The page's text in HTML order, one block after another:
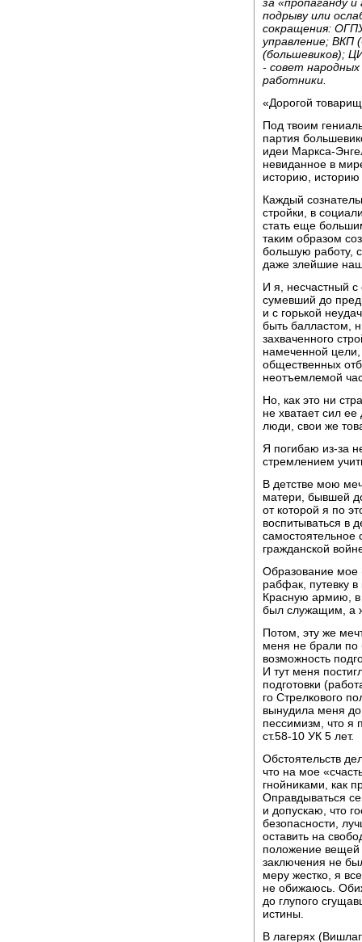
подрыву или
сокращения:
управление; ВКП
(большевиков);
- совет
работники.
«Дорогой
Под твоим
партия
идеи Маркса-
невиданное в
историю,
Каждый
стройки, в
стать еще
таким образом
большую работу,
даже злейшие
И я, несчастный
сумевший до
и с горькой
быть балластом,
захваченного
намеченной
общественных
неотъемлемой
Но, как это ни
не хватает сил
люди, свои же
Я погибаю из-за
стремлением
В детстве мою
матери, бывшей
от которой я по
воспитываться в
самостоятельное
гражданской
Образование мое
рабфак, путевку
Красную армию, в
был служащим, а
Потом, эту же
меня не брали по
возможность
И тут меня
подготовки
го Стрелкового
вынудила меня до
пессимизм, что я
ст.58-10 УК 5 лет.
Обстоятельств
что на мое
гнойниками, как
Оправдываться
и допускаю, что
безопасности,
оставить на
положение вещей
заключения не
меру жестко, я
не обижаюсь.
до глупого
истины.
В лагерях